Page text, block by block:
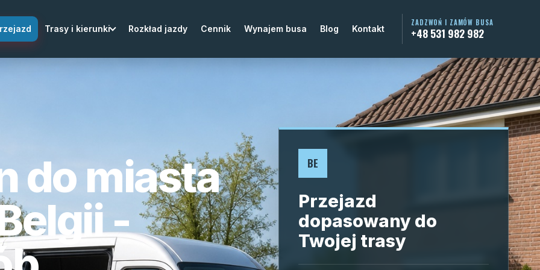
Trasy i kierunki Rozkład jazdy Cennik Wynajem busa Blog Kontakt
ZADZWOŃ I ZAMÓW BUSA
+48 531 982 982
do miasta
-
BE
Przejazd
dopasowany do
Twojej trasy